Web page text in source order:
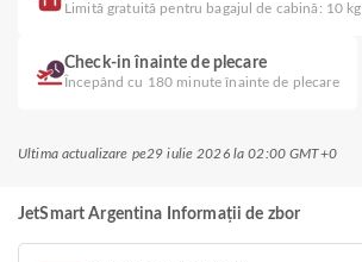
Limită gratuită pentru bagajul de cabină: 10 kg
Check-in înainte de plecare
Începând cu 180 minute înainte de plecare
Ultima actualizare pe29 iulie 2026 la 02:00 GMT+0
JetSmart Argentina Informații de zbor